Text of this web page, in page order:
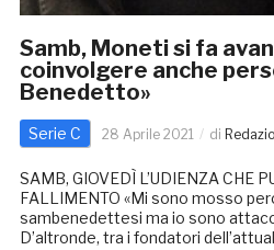
Samb, Moneti si fa
coinvolgere anche
Benedetto»
Serie C 28 Aprile 2021 di
SAMB, GIOVEDÌ L’UDIENZA CHE
FALLIMENTO «Mi sono mosso
sambenedettesi ma io sono
D’altronde, tra i fondatori